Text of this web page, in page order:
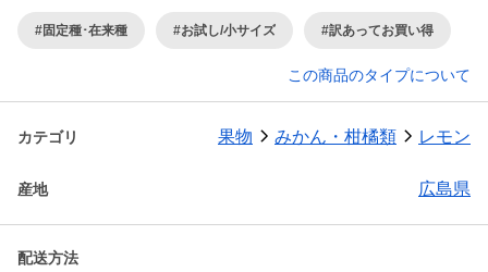
#固定種･在来種 #お試し/小サイズ #訳あってお買い得
この商品のタイプについて
カテゴリ 果物 みかん・柑橘類 レモン
産地 広島県
配送方法